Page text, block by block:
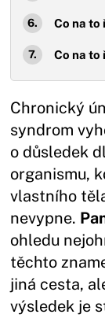
Co na to
Co na to
Chronický
syndrom
o důsledek
organismu,
vlastního
nevypne.
ohledu
těchto
jiná cesta,
výsledek je